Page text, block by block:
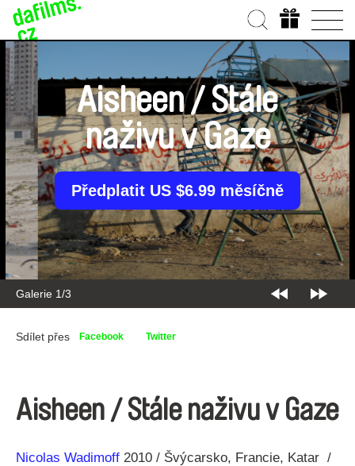
Galerie 2/3
Aisheen / Stále
naživu v Gaze
Předplatit US $6.99 měsíčně
Sdílet přes Facebook Twitter
Aisheen / Stále naživu v Gaze
Režie
Nicolas Wadimoff
Rok 2010 Švýcarsko Francie Katar